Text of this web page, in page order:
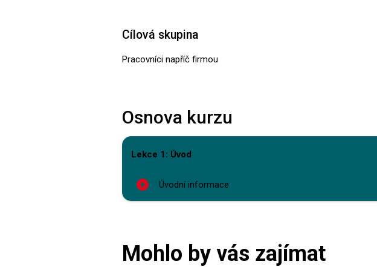
Cílová skupina
Pracovníci napříč firmou
Osnova kurzu
Lekce 1: Úvod
play_circle_filled Úvodní informace
Mohlo by vás zajímat